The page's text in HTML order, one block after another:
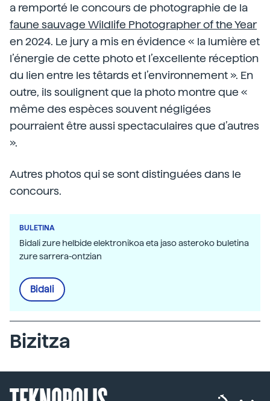
a remporté le concours de photographie de la
faune sauvage Wildlife Photographer of the Year
en 2024. Le jury a mis en évidence « la lumière et
l’énergie de cette photo et l’excellente réception
du lien entre les têtards et l’environnement ». En
outre, ils soulignent que la photo montre que «
même des espèces souvent négligées
pourraient être aussi spectaculaires que d’autres
».
Autres photos qui se sont distinguées dans le
concours.
BULETINA
Bidali zure helbide elektronikoa eta jaso asteroko buletina
zure sarrera-ontzian
Bidali
Bizitza